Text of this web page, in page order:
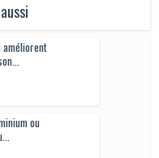
améliorent
ou